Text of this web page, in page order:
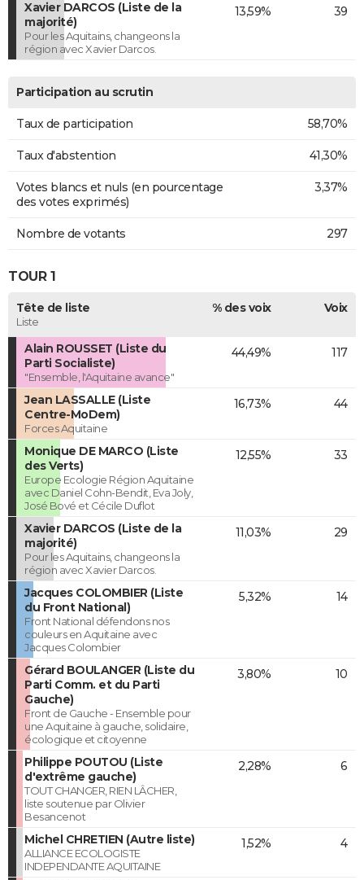
Xavier DARCOS (Liste de la
majorité)
Pour les Aquitains, changeons la
région avec Xavier Darcos.
13,59% 39
Participation au scrutin
Taux de participation 58,70%
Taux d'abstention 41,30%
Votes blancs et nuls (en pourcentage
des votes exprimés)
3,37%
Nombre de votants 297
TOUR 1
Tête de liste
Liste
% des voix Voix
Alain ROUSSET (Liste du
Parti Socialiste)
"Ensemble, l'Aquitaine avance"
44,49% 117
Jean LASSALLE (Liste
Centre-MoDem)
Forces Aquitaine
16,73% 44
Monique DE MARCO (Liste
des Verts)
Europe Ecologie Région Aquitaine
avec Daniel Cohn-Bendit, Eva Joly,
José Bové et Cécile Duflot
12,55% 33
Xavier DARCOS (Liste de la
majorité)
Pour les Aquitains, changeons la
région avec Xavier Darcos.
11,03% 29
Jacques COLOMBIER (Liste
du Front National)
Front National défendons nos
couleurs en Aquitaine avec
Jacques Colombier
5,32% 14
Gérard BOULANGER (Liste du
Parti Comm. et du Parti
Gauche)
Front de Gauche - Ensemble pour
une Aquitaine à gauche, solidaire,
écologique et citoyenne
3,80% 10
Philippe POUTOU (Liste
d'extrême gauche)
TOUT CHANGER, RIEN LÂCHER,
liste soutenue par Olivier
Besancenot
2,28% 6
Michel CHRETIEN (Autre liste)
ALLIANCE ECOLOGISTE
INDEPENDANTE AQUITAINE
1,52% 4